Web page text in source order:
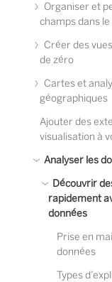
Organiser et
champs dans
Créer des
de zéro
Cartes et
géographiques
Ajouter des
visualisation à
Analyser les
Découvrir
rapidement
données
Prise en
données
Types